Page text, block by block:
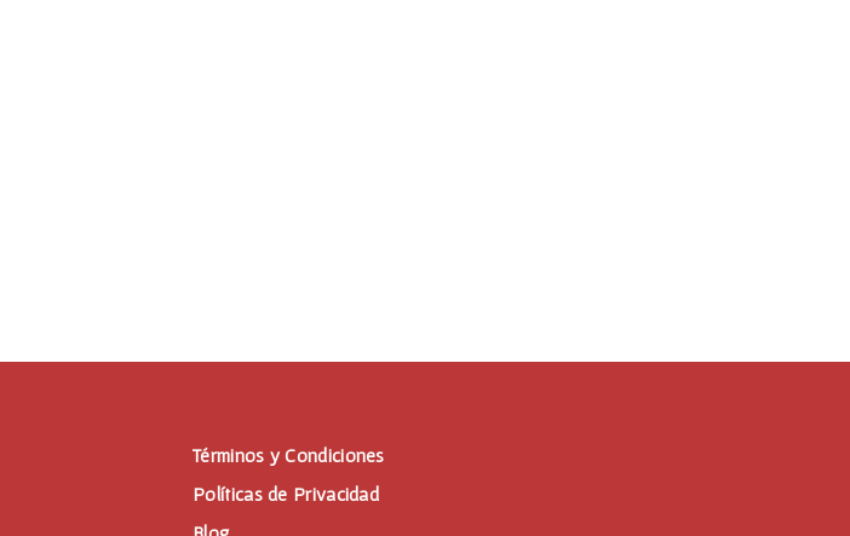
Términos y Condiciones
Políticas de Privacidad